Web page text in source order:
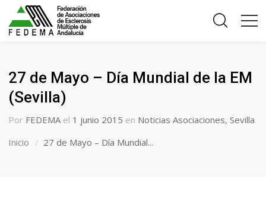
27 de Mayo – Día Mundial de la EM
(Sevilla)
Por FEDEMA el 1 junio 2015 en Noticias Asociaciones,Sevilla
Inicio
27 de Mayo – Día Mundial...